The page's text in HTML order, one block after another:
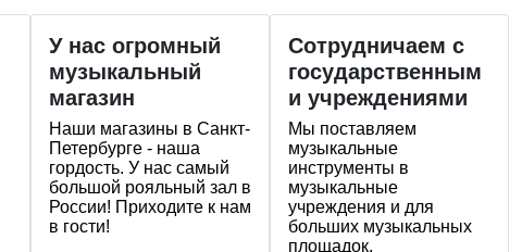
У нас огромный
музыкальный
магазин
Наши магазины в Санкт-
Петербурге - наша
гордость. У нас самый
большой рояльный зал в
России! Приходите к нам
в гости!
Сотрудничаем с
государственным
и учреждениями
Мы поставляем
музыкальные
инструменты в
музыкальные
учреждения и для
больших музыкальных
площадок.